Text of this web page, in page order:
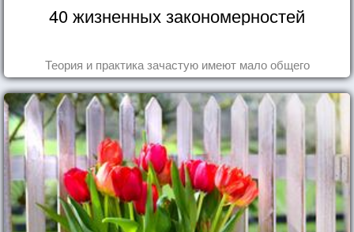
40 жизненных закономерностей
Теория и практика зачастую имеют мало общего